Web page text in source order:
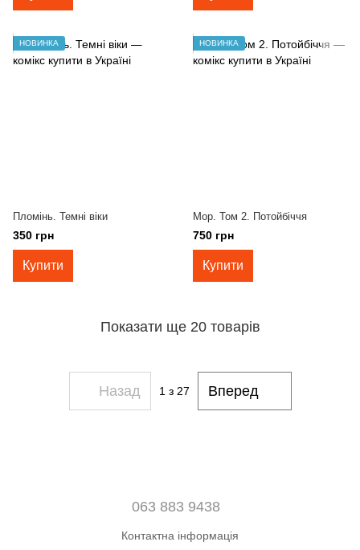
НОВИНКА
Пломінь. Темні віки
350 грн
Купити
НОВИНКА
Мор. Том 2. Потойбіччя
750 грн
Купити
Показати ще 20 товарів
Назад 1 з 27 Вперед
063 883 9438
Контактна інформація